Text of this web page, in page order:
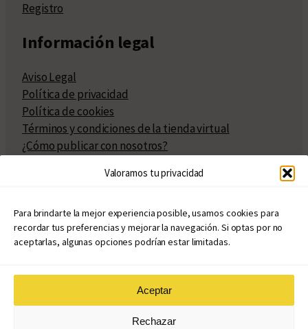
Valoramos tu privacidad
Para brindarte la mejor experiencia posible, usamos cookies para
recordar tus preferencias y mejorar la navegación. Si optas por no
aceptarlas, algunas opciones podrían estar limitadas.
Aceptar
Rechazar
Registro
Información legal
Aviso Legal
Política de privacidad
Política de cookies
Términos y condiciones de la tienda virtual
¿Cómo publicar con nosotros?
Políticas de publicación
Políticas de coedición
Atribuciones